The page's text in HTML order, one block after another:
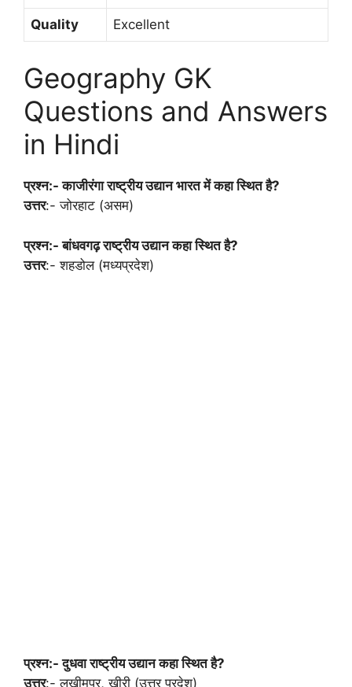
Quality Excellent
Geography GK
Questions and Answers
in Hindi
प्रश्न:- काजीरंगा राष्ट्रीय उद्यान भारत में कहा स्थित है?
उत्तर:- जोरहाट (असम)
प्रश्न:- बांधवगढ़ राष्ट्रीय उद्यान कहा स्थित है?
उत्तर:- शहडोल (मध्यप्रदेश)
प्रश्न:- दुधवा राष्ट्रीय उद्यान कहा स्थित है?
उत्तर:- लखीमपुर, खीरी (उत्तर प्रदेश)